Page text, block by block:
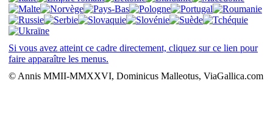
Si vous avez atteint ce cadre directement, cliquez sur ce lien pour
faire apparaître les menus.
© Annis MMII-MMXXVI, Dominicus Malleotus, ViaGallica.com